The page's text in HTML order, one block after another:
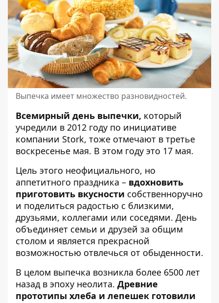
Выпечка имеет множество разновидностей.
Всемирный день выпечки, который
учредили в 2012 году по инициативе
компании Stork, тоже отмечают в третье
воскресенье мая. В этом году это 17 мая.
Цель этого неофициального, но
аппетитного праздника – вдохновить
приготовить вкусности собственноручно
и поделиться радостью с близкими,
друзьями, коллегами или соседями. День
объединяет семьи и друзей за общим
столом и является прекрасной
возможностью отвлечься от обыденности.
В целом выпечка возникла более 6500 лет
назад в эпоху неолита. Древние
прототипы хлеба и лепешек готовили